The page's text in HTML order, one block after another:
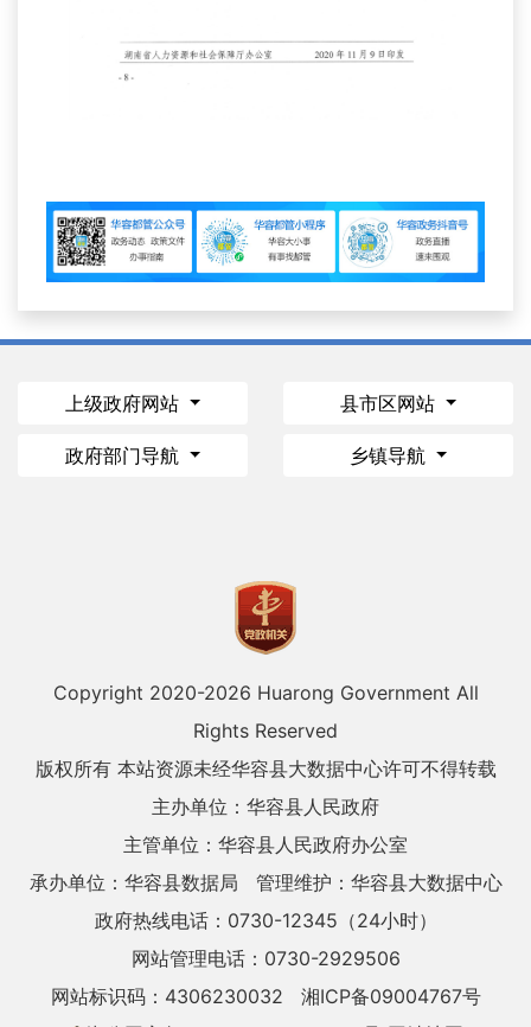
上级政府网站 县市区网站
政府部门导航 乡镇导航
Copyright 2020-2026 Huarong Government All
Rights Reserved
版权所有 本站资源未经华容县大数据中心许可不得转载
主办单位：华容县人民政府
主管单位：华容县人民政府办公室
承办单位：华容县数据局
管理维护：华容县大数据中心
政府热线电话：0730-12345（24小时）
网站管理电话：0730-2929506
网站标识码：4306230032
湘ICP备09004767号